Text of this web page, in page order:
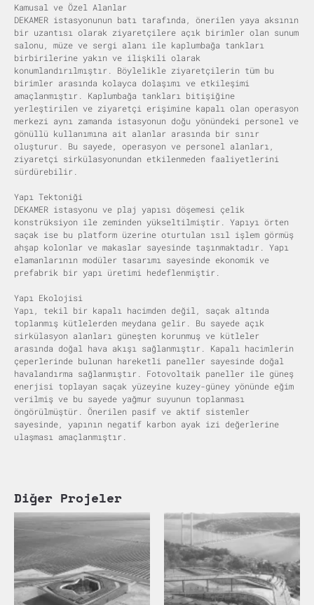
Kamusal ve Özel Alanlar
DEKAMER istasyonunun batı tarafında, önerilen yaya aksının
bir uzantısı olarak ziyaretçilere açık birimler olan sunum
salonu, müze ve sergi alanı ile kaplumbağa tankları
birbirilerine yakın ve ilişkili olarak
konumlandırılmıştır. Böylelikle ziyaretçilerin tüm bu
birimler arasında kolayca dolaşımı ve etkileşimi
amaçlanmıştır. Kaplumbağa tankları bitişiğine
yerleştirilen ve ziyaretçi erişimine kapalı olan operasyon
merkezi aynı zamanda istasyonun doğu yönündeki personel ve
gönüllü kullanımına ait alanlar arasında bir sınır
oluşturur. Bu sayede, operasyon ve personel alanları,
ziyaretçi sirkülasyonundan etkilenmeden faaliyetlerini
sürdürebilir.
Yapı Tektoniği
DEKAMER istasyonu ve plaj yapısı döşemesi çelik
konstrüksiyon ile zeminden yükseltilmiştir. Yapıyı örten
saçak ise bu platform üzerine oturtulan ısıl işlem görmüş
ahşap kolonlar ve makaslar sayesinde taşınmaktadır. Yapı
elamanlarının modüler tasarımı sayesinde ekonomik ve
prefabrik bir yapı üretimi hedeflenmiştir.
Yapı Ekolojisi
Yapı, tekil bir kapalı hacimden değil, saçak altında
toplanmış kütlelerden meydana gelir. Bu sayede açık
sirkülasyon alanları güneşten korunmuş ve kütleler
arasında doğal hava akışı sağlanmıştır. Kapalı hacimlerin
çeperlerinde bulunan hareketli paneller sayesinde doğal
havalandırma sağlanmıştır. Fotovoltaik paneller ile güneş
enerjisi toplayan saçak yüzeyine kuzey-güney yönünde eğim
verilmiş ve bu sayede yağmur suyunun toplanması
öngörülmüştür. Önerilen pasif ve aktif sistemler
sayesinde, yapının negatif karbon ayak izi değerlerine
ulaşması amaçlanmıştır.
Diğer Projeler